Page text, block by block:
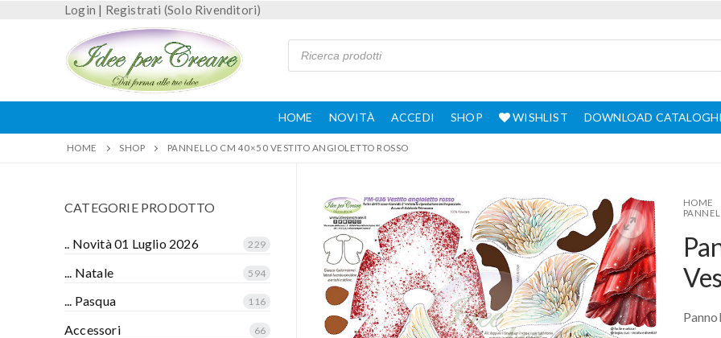
Login | Registrati (Solo Rivenditori)
HOME NOVITÀ ACCEDI SHOP WISHLIST DOWNLOAD CATALOGHI
HOME SHOP PANNELLO CM 40×50 VESTITO ANGIOLETTO ROSSO
HOME
CATEGORIE PRODOTTO
.. Novità 01 Luglio 2026 229
... Natale 594
... Pasqua 116
Accessori 66